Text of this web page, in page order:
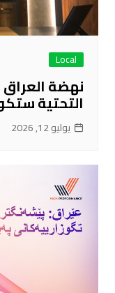
Local
نهضة
التحتية
يوليو 12, 2026